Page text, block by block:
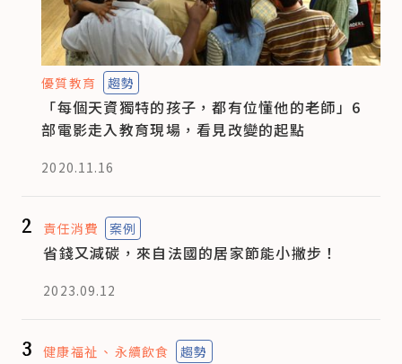
優質教育 趨勢
「每個天資獨特的孩子，都有位懂他的老師」6
部電影走入教育現場，看見改變的起點
2020.11.16
2 責任消費 案例
省錢又減碳，來自法國的居家節能小撇步！
2023.09.12
3 健康福祉 永續飲食 趨勢